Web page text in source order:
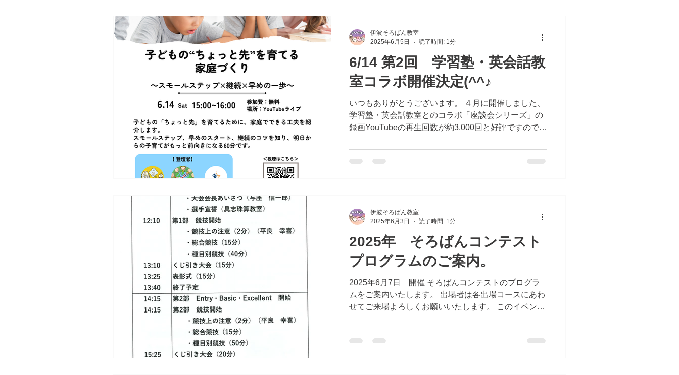
6/14 第2回 学習塾・英会話教
室コラボ開催決定(^^♪
いつもありがとうございます。 ４月に開催しました、
学習塾・英会話教室とのコラボ「座談会シリーズ」の
録画YouTubeの再生回数が約3,000回と好評ですので、
加できるYouTubeライブにて開催いたします。 ...
伊波そろばん教室
2025年6月5日
読了時間: 1分
2025年 そろばんコンテスト
プログラムのご案内。
2025年6月7日 開催 そろばんコンテストのプログラ
ムをご案内いたします。 出場者は各出場コースにあわ
せてご来場よろしくお願いいたします。 このイベント
トです。 よろしくお願いいたします。
伊波そろばん教室
2025年6月3日
読了時間: 1分